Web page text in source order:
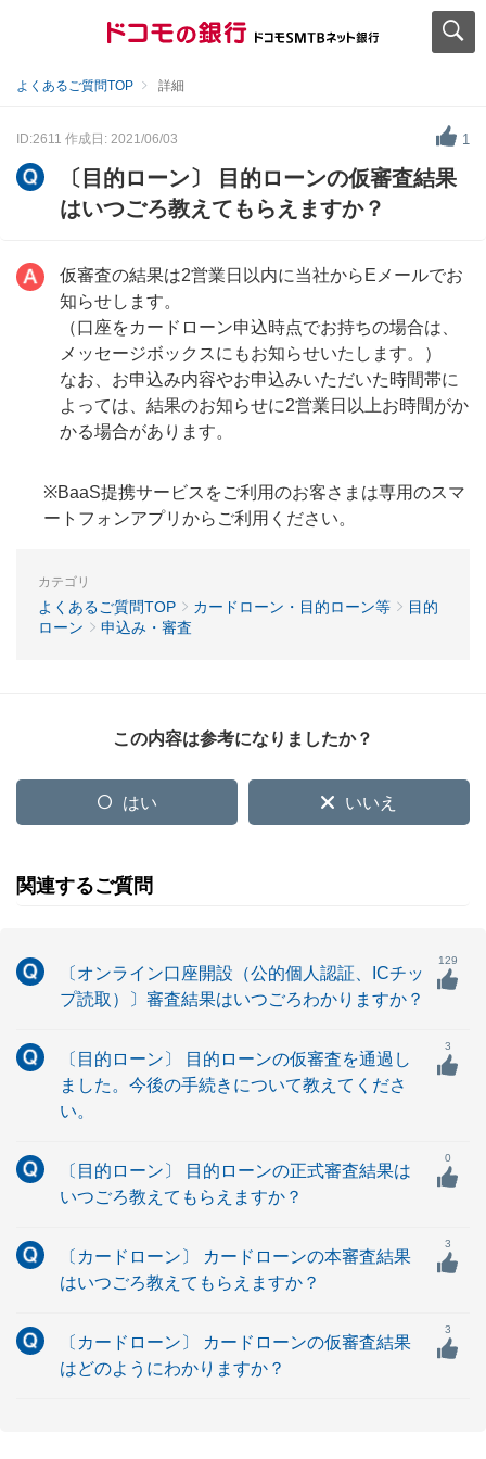
よくあるご質問TOP 詳細
ID:2611 作成日: 2021/06/03 1
〔目的ローン〕 目的ローンの仮審査結果
はいつごろ教えてもらえますか？
仮審査の結果は2営業日以内に当社からEメールでお
知らせします。
（口座をカードローン申込時点でお持ちの場合は、
メッセージボックスにもお知らせいたします。）
なお、お申込み内容やお申込みいただいた時間帯に
よっては、結果のお知らせに2営業日以上お時間がか
かる場合があります。
※BaaS提携サービスをご利用のお客さまは専用のスマ
ートフォンアプリからご利用ください。
カテゴリ
よくあるご質問TOP カードローン・目的ローン等
目的
ローン
申込み・審査
この内容は参考になりましたか？
はい いいえ
関連するご質問
〔オンライン口座開設（公的個人認証、ICチッ
プ読取）〕審査結果はいつごろわかりますか？
129
〔目的ローン〕 目的ローンの仮審査を通過し
ました。今後の手続きについて教えてくださ
い。
3
〔目的ローン〕 目的ローンの正式審査結果は
いつごろ教えてもらえますか？
0
〔カードローン〕 カードローンの本審査結果
はいつごろ教えてもらえますか？
3
〔カードローン〕 カードローンの仮審査結果
はどのようにわかりますか？
3